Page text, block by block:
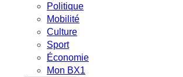
Politique
Mobilité
Culture
Sport
Économie
Mon BX1